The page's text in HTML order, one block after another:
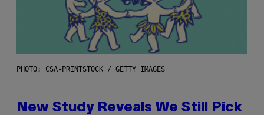
PHOTO: CSA-PRINTSTOCK / GETTY IMAGES
New Study Reveals We Still Pick